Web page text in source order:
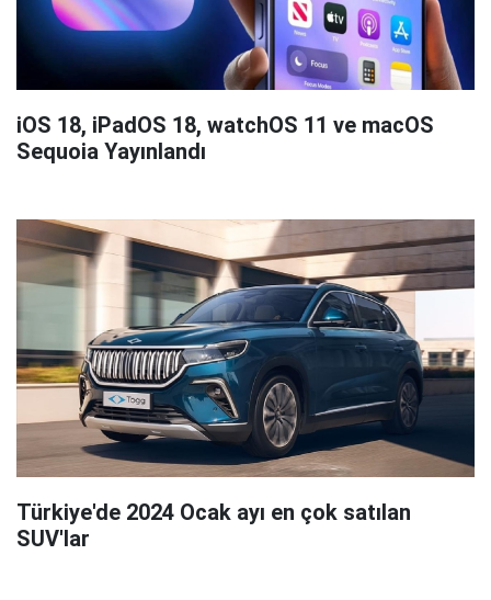
iOS 18, iPadOS 18, watchOS 11 ve macOS
Sequoia Yayınlandı
Türkiye'de 2024 Ocak ayı en çok satılan
SUV'lar